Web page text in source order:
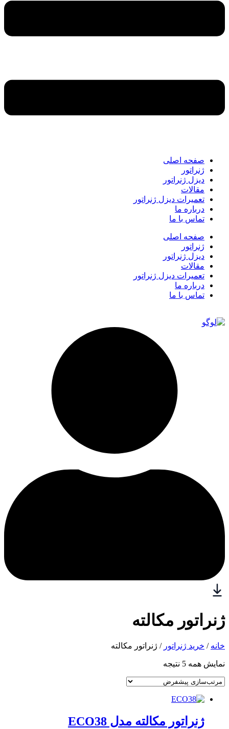
صفحه اصلی
ژنراتور
دیزل ژنراتور
مقالات
تعمیرات دیزل ژنراتور
درباره ما
تماس با ما
صفحه اصلی
ژنراتور
دیزل ژنراتور
مقالات
تعمیرات دیزل ژنراتور
درباره ما
تماس با ما
ژنراتور مکالته
خانه / خرید ژنراتور / ژنراتور مکالته
نمایش همه 5 نتیجه
ژنراتور مکالته مدل ECO38